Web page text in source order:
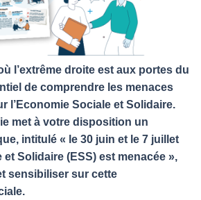
l’extrême droite est aux portes du
de comprendre les menaces
l’Economie Sociale et Solidaire.
met à votre disposition un
intitulé « le 30 juin et le 7 juillet
et Solidaire (ESS) est menacée »,
sensibiliser sur cette